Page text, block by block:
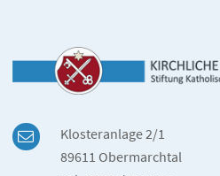
Klosteranlage 2/1
89611 Obermarchtal